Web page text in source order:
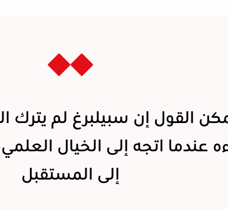
القول إن سبيلبرغ لم يترك
عندما اتجه إلى الخيال
إلى المستقبل